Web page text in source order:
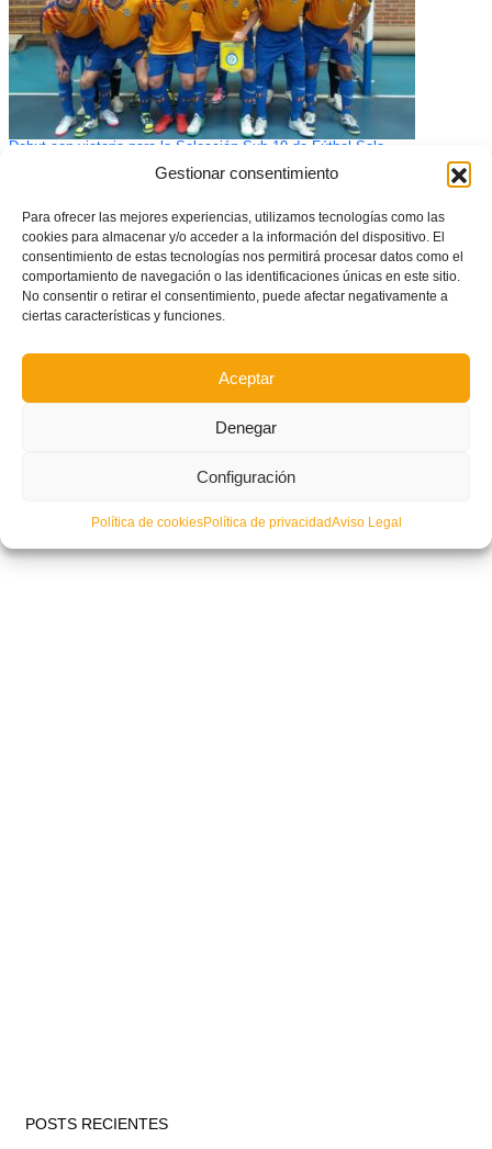
Gestionar consentimiento
Para ofrecer las mejores experiencias, utilizamos tecnologías como las
cookies para almacenar y/o acceder a la información del dispositivo. El
consentimiento de estas tecnologías nos permitirá procesar datos como el
comportamiento de navegación o las identificaciones únicas en este sitio.
No consentir o retirar el consentimiento, puede afectar negativamente a
ciertas características y funciones.
Aceptar
Denegar
Configuración
Política de cookiesPolítica de privacidadAviso Legal
Debut con victoria para la Selección Sub-19 de Fútbol Sala
La Fiesta del Fútbol Base de Valencia cerrará la Temporada 2015/16
POSTS RECIENTES